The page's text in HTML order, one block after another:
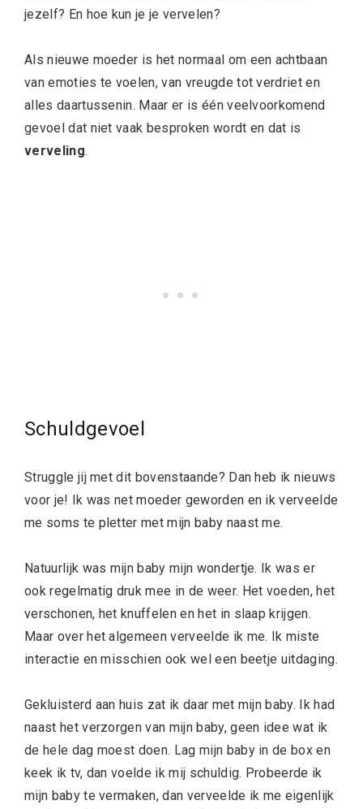
jezelf? En hoe kun je je vervelen?
Als nieuwe moeder is het normaal om een achtbaan
van emoties te voelen, van vreugde tot verdriet en
alles daartussenin. Maar er is één veelvoorkomend
gevoel dat niet vaak besproken wordt en dat is
verveling.
Schuldgevoel
Struggle jij met dit bovenstaande? Dan heb ik nieuws
voor je! Ik was net moeder geworden en ik verveelde
me soms te pletter met mijn baby naast me.
Natuurlijk was mijn baby mijn wondertje. Ik was er
ook regelmatig druk mee in de weer. Het voeden, het
verschonen, het knuffelen en het in slaap krijgen.
Maar over het algemeen verveelde ik me. Ik miste
interactie en misschien ook wel een beetje uitdaging.
Gekluisterd aan huis zat ik daar met mijn baby. Ik had
naast het verzorgen van mijn baby, geen idee wat ik
de hele dag moest doen. Lag mijn baby in de box en
keek ik tv, dan voelde ik mij schuldig. Probeerde ik
mijn baby te vermaken, dan verveelde ik me eigenlijk